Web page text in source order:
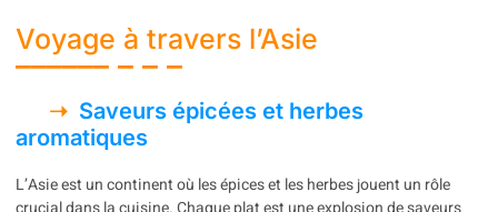
Voyage à travers l’Asie
Saveurs épicées et herbes
aromatiques
L’Asie est un continent où les épices et les herbes jouent un rôle